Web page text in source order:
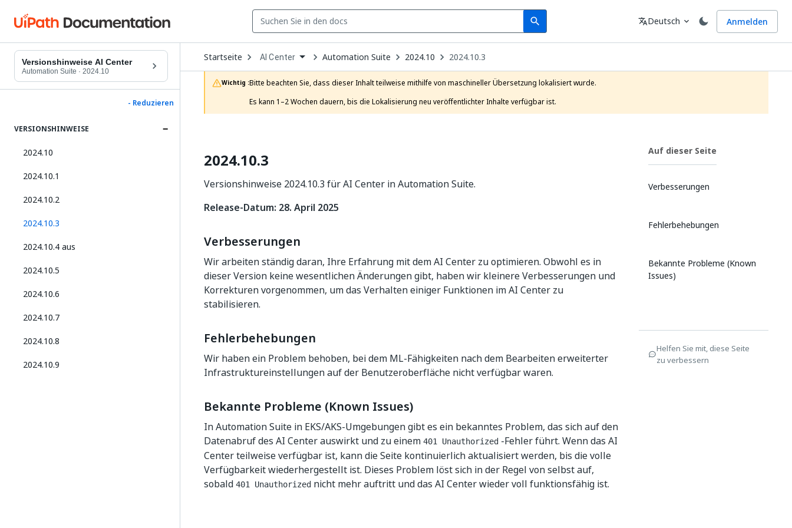
search
Search Sprache
translateDeutsch expand_more Anmelden
Versionshinweise AI Center
Automation Suite · 2024.10
- Reduzieren
VERSIONSHINWEISE
2024.10
2024.10.1
2024.10.2
2024.10.3
2024.10.4 aus
2024.10.5
2024.10.6
2024.10.7
2024.10.8
2024.10.9
Startseite Open
Dropdown
to
choose
product
AI Center Automation Suite 2024.10 2024.10.3
Wichtig :Bitte beachten Sie, dass dieser Inhalt teilweise mithilfe von maschineller Übersetzung lokalisiert wurde.
Es kann 1–2 Wochen dauern, bis die Lokalisierung neu veröffentlichter Inhalte verfügbar ist.
2024.10.3
Versionshinweise 2024.10.3 für AI Center in Automation Suite.
Release-Datum: 28. April 2025
Verbesserungen
Wir arbeiten ständig daran, Ihre Erfahrung mit dem AI Center zu optimieren. Obwohl es in
dieser Version keine wesentlichen Änderungen gibt, haben wir kleinere Verbesserungen und
Korrekturen vorgenommen, um das Verhalten einiger Funktionen im AI Center zu
stabilisieren.
Fehlerbehebungen
Wir haben ein Problem behoben, bei dem ML-Fähigkeiten nach dem Bearbeiten erweiterter
Infrastruktureinstellungen auf der Benutzeroberfläche nicht verfügbar waren.
Bekannte Probleme (Known Issues)
In Automation Suite in EKS/AKS-Umgebungen gibt es ein bekanntes Problem, das sich auf den
Datenabruf des AI Center auswirkt und zu einem 401 Unauthorized -Fehler führt. Wenn das AI
Center teilweise verfügbar ist, kann die Seite kontinuierlich aktualisiert werden, bis die volle
Verfügbarkeit wiederhergestellt ist. Dieses Problem löst sich in der Regel von selbst auf,
sobald 401 Unauthorized nicht mehr auftritt und das AI Center wieder voll funktionsfähig ist.
Auf dieser Seite
Verbesserungen
Fehlerbehebungen
Bekannte Probleme (Known
Issues)
Helfen Sie mit, diese Seite
zu verbessern